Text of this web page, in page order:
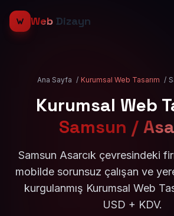
Web Dizayn
Ana Sayfa / Kurumsal Web Tasarım /
Kurumsal Web
Samsun /
Samsun Asarcık çevresindeki
mobilde sorunsuz çalışan ve
kurgulanmış Kurumsal Web
USD + KDV.